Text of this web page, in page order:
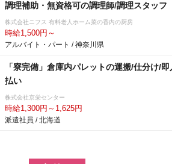
調理補助・無資格可の調理師/調理スタッフ
株式会社ニフス 有料老人ホーム菜の香内の厨房
時給1,500円～
アルバイト・パート / 神奈川県
「寮完備」倉庫内パレットの運搬/仕分け/
払い
株式会社京栄センター
時給1,300円～1,625円
派遣社員 / 北海道